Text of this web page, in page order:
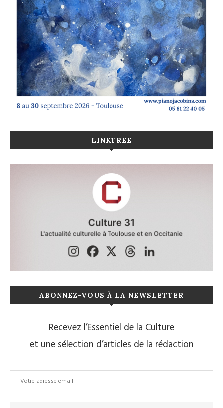
LINKTREE
ABONNEZ-VOUS À LA NEWSLETTER
Recevez l’Essentiel de la Culture
et une sélection d’articles de la rédaction